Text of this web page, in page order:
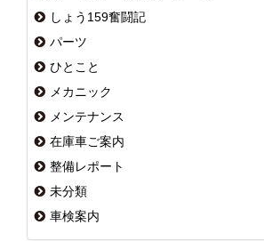
しょう159奮闘記
パーツ
ひとこと
メカニック
メンテナンス
在庫車ご案内
整備レポート
未分類
車検案内